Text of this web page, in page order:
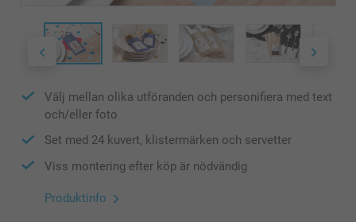
Välj mellan olika utföranden och personifiera med text
och/eller foto
Set med 24 kuvert, klistermärken och servetter
Viss montering efter köp är nödvändig
Produktinfo